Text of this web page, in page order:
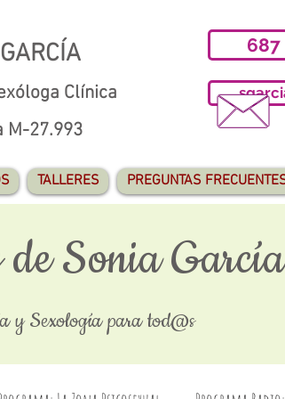
Clínica
M-27.993
687
TALLERES PREGUNTAS
Sonia García
y Sexología para tod@s